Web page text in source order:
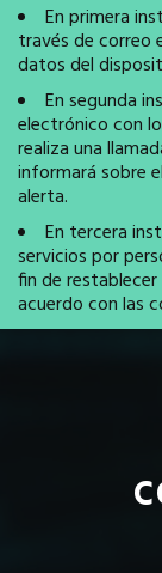
En primera
través de correo
datos del
En segunda
electrónico con
realiza una
informará sobre
alerta.
En tercera
servicios por
fin de
acuerdo con las